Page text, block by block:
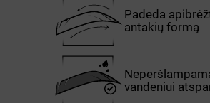
Padeda
antakių formą
vandeniui